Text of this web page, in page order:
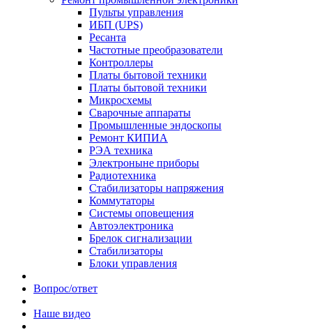
Пульты управления
ИБП (UPS)
Ресанта
Частотные преобразователи
Контроллеры
Платы бытовой техники
Платы бытовой техники
Микросхемы
Сварочные аппараты
Промышленные эндоскопы
Ремонт КИПИА
РЭА техника
Электроныне приборы
Радиотехника
Стабилизаторы напряжения
Коммутаторы
Системы оповещения
Автоэлектроника
Брелок сигнализации
Стабилизаторы
Блоки управления
Вопрос/ответ
Наше видео